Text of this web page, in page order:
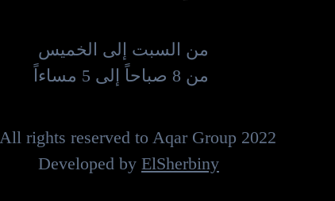
من السبت إلى الخميس
من 8 صباحاً إلى 5 مساءاً
All rights reserved to Aqar Group 2022 ©
Developed by ElSherbiny